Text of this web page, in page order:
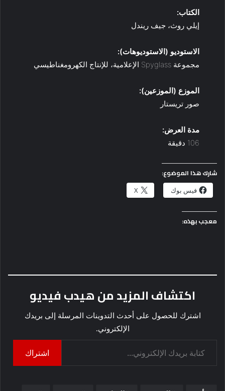
الكتاب:
إيلي روث، جيف ريندل
الاستوديو (الاستوديوهات):
مجموعة Spyglass الإعلامية، للإنتاج الكهرومغناطيسي
الموزع (الموزعين):
صور تريستار
مدة العرض:
106 دقيقة
شارك هذا الموضوع:
فيس بوك X
معجب بهذه:
اكتشاف المزيد من هيدب فيديو
اشترك للحصول على أحدث التدوينات المرسلة إلى بريدك
الإلكتروني.
اشتراك